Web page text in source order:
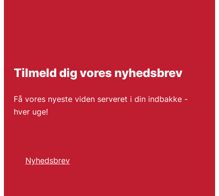
Tilmeld dig vores nyhedsbrev
Få vores nyeste viden serveret i din indbakke -
hver uge!
Nyhedsbrev